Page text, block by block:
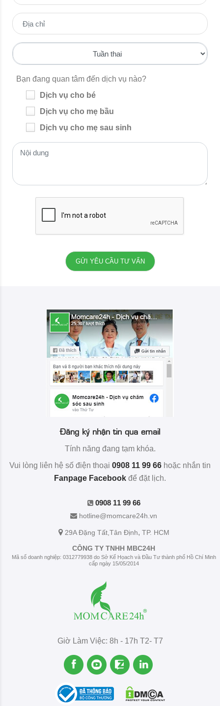
Bạn đang quan tâm đến dịch vụ nào?
Dịch vụ cho bé
Dịch vụ cho mẹ bầu
Dịch vụ cho mẹ sau sinh
Đăng ký nhận tin qua email
Tính năng đang tạm khóa.
Vui lòng liên hệ số điện thoại 0908 11 99 66 hoặc nhắn tin
Fanpage Facebook để đặt lịch.
0908 11 99 66
hotline@momcare24h.vn
29A Đặng Tất,Tân Định, TP. HCM
CÔNG TY TNHH MBC24H
Mã số doanh nghiệp: 0312779938 do Sở Kế Họach và Đầu Tư thành phố Hồ Chí Minh
cấp ngày 15/05/2014
Giờ Làm Việc: 8h - 17h T2- T7